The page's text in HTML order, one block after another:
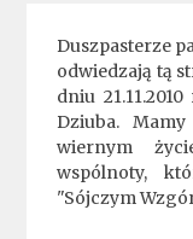
Duszpasterze
odwiedzają tą
dniu
Dziuba.
wiernym
wspólnoty,
"Sójczym